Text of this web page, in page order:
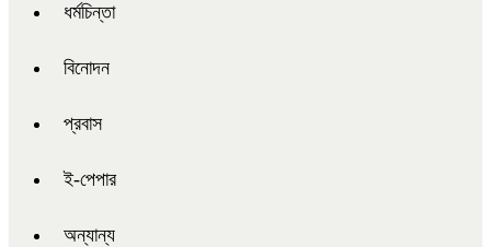
ধর্মচিন্তা
বিনোদন
প্রবাস
ই-পেপার
অন্যান্য